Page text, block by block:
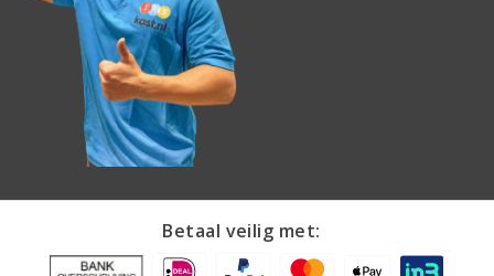
Betaal veilig met: